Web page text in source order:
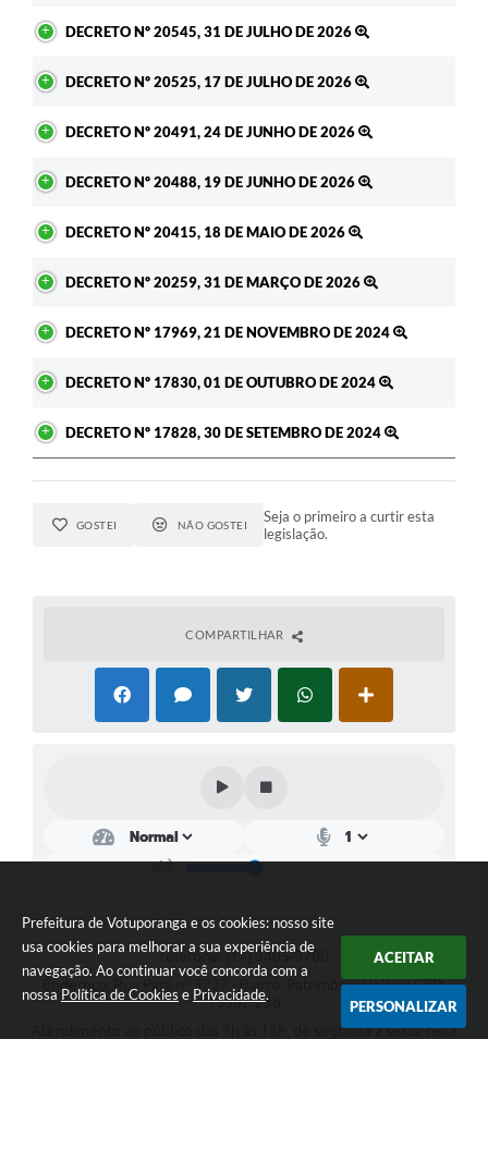
Prefeitura de Votuporanga e os cookies: nosso site
usa cookies para melhorar a sua experiência de
navegação. Ao continuar você concorda com a
nossa Política de Cookies e Privacidade.
ACEITAR
PERSONALIZAR
DECRETO Nº 20545, 31 DE JULHO DE 2026
DECRETO Nº 20525, 17 DE JULHO DE 2026
DECRETO Nº 20491, 24 DE JUNHO DE 2026
DECRETO Nº 20488, 19 DE JUNHO DE 2026
DECRETO Nº 20415, 18 DE MAIO DE 2026
DECRETO Nº 20259, 31 DE MARÇO DE 2026
DECRETO Nº 17969, 21 DE NOVEMBRO DE 2024
DECRETO Nº 17830, 01 DE OUTUBRO DE 2024
DECRETO Nº 17828, 30 DE SETEMBRO DE 2024
GOSTEI NÃO GOSTEI
Seja o primeiro a curtir esta
legislação.
COMPARTILHAR
Telefone: (17) 3405-9700
Endereço: Rua Pará nº 3227 - Bairro: Patrimônio Velho | CEP:
15502-236
Atendimento ao público das 9h às 15h, de segunda a sexta-feira